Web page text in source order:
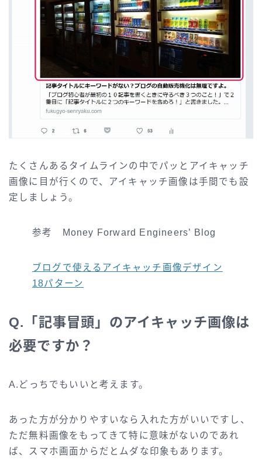
たくさんあるタイムラインの中でパッとアイキャッチ
画像に目が行くので、アイキャッチ画像は手間でも設
定しましょう。
参考 Money Forward Engineers’ Blog
ブログで使えるアイキャッチ画像デザイン
18パターン
Q.「記事冒頭」のアイキャッチ画像は
必要ですか？
A.どっちでもいいと考えます。
あった方が分かりやすいなら入れた方がいいですし、
ただ無料画像をもってきて特に意味がないのであれ
ば、スマホ画面からだとムダな印象もあります。